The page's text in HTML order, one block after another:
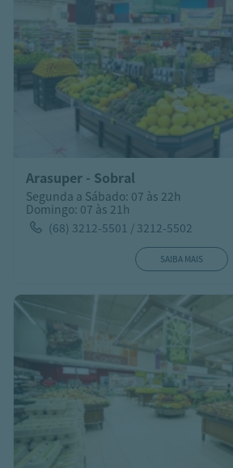
Arasuper - Sobral
Segunda a Sábado: 07 às 22h
Domingo: 07 às 21h
(68) 3212-5501 / 3212-5502
SAIBA MAIS